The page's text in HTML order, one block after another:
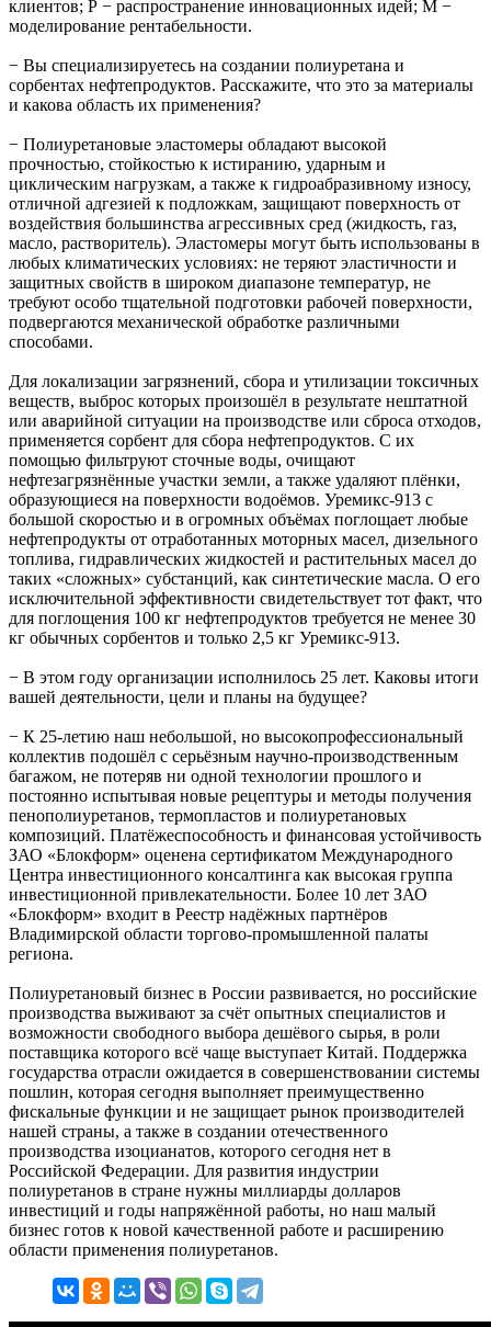
клиентов; Р − распространение инновационных идей; М −
моделирование рентабельности.
− Вы специализируетесь на создании полиуретана и
сорбентах нефтепродуктов. Расскажите, что это за материалы
и какова область их применения?
− Полиуретановые эластомеры обладают высокой
прочностью, стойкостью к истиранию, ударным и
циклическим нагрузкам, а также к гидроабразивному износу,
отличной адгезией к подложкам, защищают поверхность от
воздействия большинства агрессивных сред (жидкость, газ,
масло, растворитель). Эластомеры могут быть использованы в
любых климатических условиях: не теряют эластичности и
защитных свойств в широком диапазоне температур, не
требуют особо тщательной подготовки рабочей поверхности,
подвергаются механической обработке различными
способами.
Для локализации загрязнений, сбора и утилизации токсичных
веществ, выброс которых произошёл в результате нештатной
или аварийной ситуации на производстве или сброса отходов,
применяется сорбент для сбора нефтепродуктов. С их
помощью фильтруют сточные воды, очищают
нефтезагрязнённые участки земли, а также удаляют плёнки,
образующиеся на поверхности водоёмов. Уремикс-913 с
большой скоростью и в огромных объёмах поглощает любые
нефтепродукты от отработанных моторных масел, дизельного
топлива, гидравлических жидкостей и растительных масел до
таких «сложных» субстанций, как синтетические масла. О его
исключительной эффективности свидетельствует тот факт, что
для поглощения 100 кг нефтепродуктов требуется не менее 30
кг обычных сорбентов и только 2,5 кг Уремикс-913.
− В этом году организации исполнилось 25 лет. Каковы итоги
вашей деятельности, цели и планы на будущее?
− К 25-летию наш небольшой, но высокопрофессиональный
коллектив подошёл с серьёзным научно-производственным
багажом, не потеряв ни одной технологии прошлого и
постоянно испытывая новые рецептуры и методы получения
пенополиуретанов, термопластов и полиуретановых
композиций. Платёжеспособность и финансовая устойчивость
ЗАО «Блокформ» оценена сертификатом Международного
Центра инвестиционного консалтинга как высокая группа
инвестиционной привлекательности. Более 10 лет ЗАО
«Блокформ» входит в Реестр надёжных партнёров
Владимирской области торгово-промышленной палаты
региона.
Полиуретановый бизнес в России развивается, но российские
производства выживают за счёт опытных специалистов и
возможности свободного выбора дешёвого сырья, в роли
поставщика которого всё чаще выступает Китай. Поддержка
государства отрасли ожидается в совершенствовании системы
пошлин, которая сегодня выполняет преимущественно
фискальные функции и не защищает рынок производителей
нашей страны, а также в создании отечественного
производства изоцианатов, которого сегодня нет в
Российской Федерации. Для развития индустрии
полиуретанов в стране нужны миллиарды долларов
инвестиций и годы напряжённой работы, но наш малый
бизнес готов к новой качественной работе и расширению
области применения полиуретанов.